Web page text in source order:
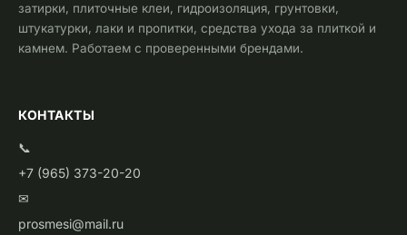
затирки, плиточные клеи, гидроизоляция, грунтовки,
штукатурки, лаки и пропитки, средства ухода за плиткой и
камнем. Работаем с проверенными брендами.
КОНТАКТЫ
📞
+7 (965) 373-20-20
✉
prosmesi@mail.ru